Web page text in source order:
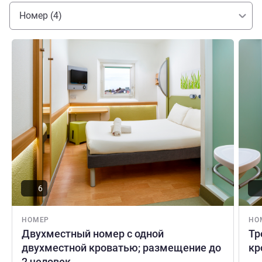
Нортфилдса, а также до красивейшего Ричмонта и
садов Кью.
Номер (4)
НОМЕР
Двухместный номер с одной
двухместной кроватью; размещение до
Подробная информация
6